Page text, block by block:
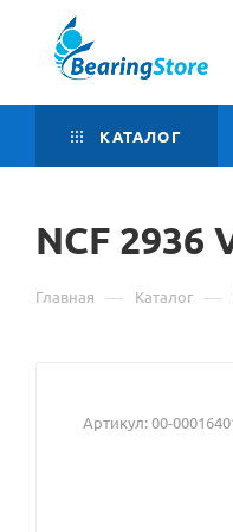
КАТАЛОГ
NCF 2936
Главная — Каталог —
Артикул:00-